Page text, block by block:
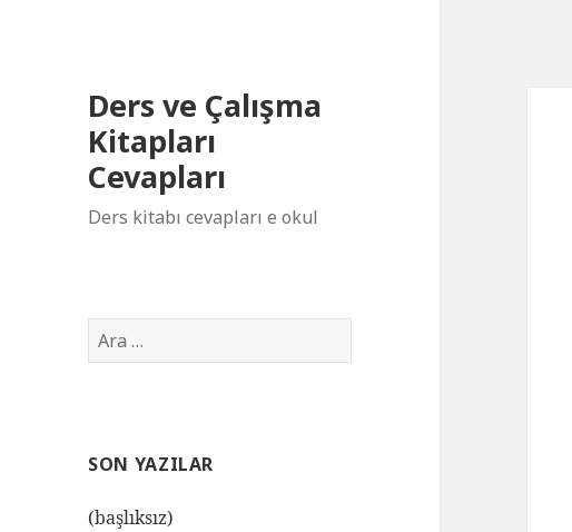
Ders ve Çalışma
Kitapları
Cevapları
Ders kitabı cevapları e okul
Arama:
SON YAZILAR
(başlıksız)